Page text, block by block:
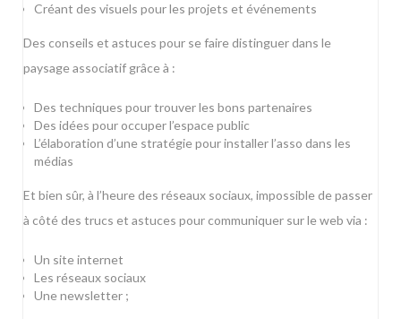
Créant des visuels pour les projets et événements
Des conseils et astuces pour se faire distinguer dans le
paysage associatif grâce à :
Des techniques pour trouver les bons partenaires
Des idées pour occuper l’espace public
L’élaboration d’une stratégie pour installer l’asso dans les
médias
Et bien sûr, à l’heure des réseaux sociaux, impossible de passer
à côté des trucs et astuces pour communiquer sur le web via :
Un site internet
Les réseaux sociaux
Une newsletter ;